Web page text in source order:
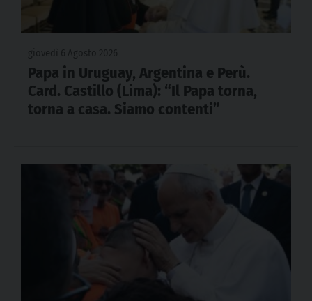
Papa in Uruguay, Argentina e Perù.
Card. Castillo (Lima): “Il Papa torna,
torna a casa. Siamo contenti”